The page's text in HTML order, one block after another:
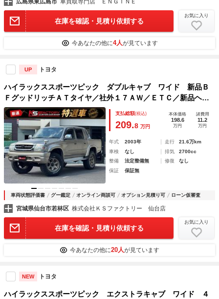
広島県東広島市 車買取専門店 ＥＮＧＩＮＥ
在庫を確認・見積り依頼する
お気に入り
今あなたの他に4人が見ています
UP トヨタ
ハイラックススポーツピック ダブルキャブ ワイド 新品Ｂ
ＦグッドリッチＡＴタイヤ／社外１７ＡＷ／ＥＴＣ／新品ヘッ
ドライト／クラリオンＨＤＤナビ／リフトアップ／エアバック
／ＡＢＳ／パワーウィンドウ／シャンパンマイカメタリック
支払総額(税込)
209.8 万円
本体価格
198.6
万円
諸費用
11.2
万円
年式 2003年 走行
21.6万km
車検
なし 排気
2700cc
整備
法定整備無 修復
なし
保証
保証無
車両状態評価書 グー鑑定 オンライン商談可 オプション見積り可 ローン仮審査
宮城県仙台市若林区 株式会社ＫＳファクトリー 仙台店
在庫を確認・見積り依頼する
お気に入り
今あなたの他に20人が見ています
NEW トヨタ
ハイラックススポーツピック エクストラキャブ ワイド ４